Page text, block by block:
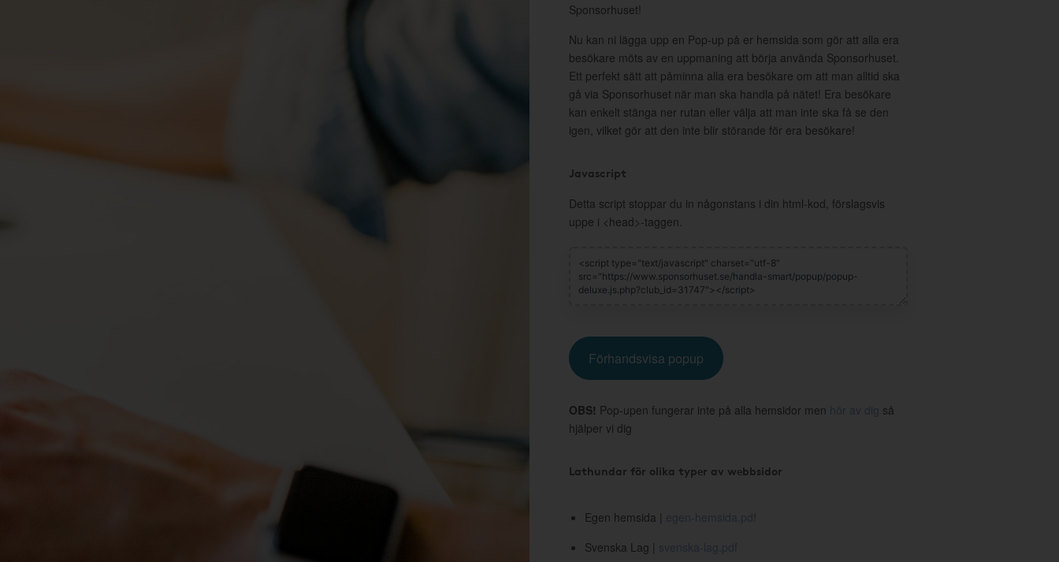
Sponsorhuset!
Nu kan ni lägga upp en Pop-up på er hemsida som gör att alla era
besökare möts av en uppmaning att börja använda Sponsorhuset.
Ett perfekt sätt att påminna alla era besökare om att man alltid ska
gå via Sponsorhuset när man ska handla på nätet! Era besökare
kan enkelt stänga ner rutan eller välja att man inte ska få se den
igen, vilket gör att den inte blir störande för era besökare!
Javascript
Detta script stoppar du in någonstans i din html-kod, förslagsvis
uppe i <head>-taggen.
Förhandsvisa popup
OBS! Pop-upen fungerar inte på alla hemsidor men hör av dig
så
hjälper vi dig
Lathundar för olika typer av webbsidor
Egen hemsida | egen-hemsida.pdf
Svenska Lag | svenska-lag.pdf